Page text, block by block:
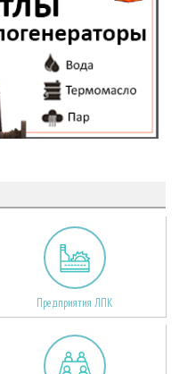
Предприятия ЛПК